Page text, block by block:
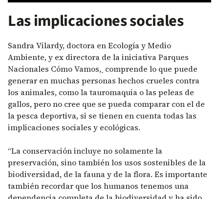
Las implicaciones sociales
Sandra Vilardy, doctora en Ecología y Medio
Ambiente, y ex directora de la iniciativa Parques
Nacionales Cómo Vamos, comprende lo que puede
generar en muchas personas hechos crueles contra
los animales, como la tauromaquia o las peleas de
gallos, pero no cree que se pueda comparar con el de
la pesca deportiva, si se tienen en cuenta todas las
implicaciones sociales y ecológicas.
“La conservación incluye no solamente la
preservación, sino también los usos sostenibles de la
biodiversidad, de la fauna y de la flora. Es importante
también recordar que los humanos tenemos una